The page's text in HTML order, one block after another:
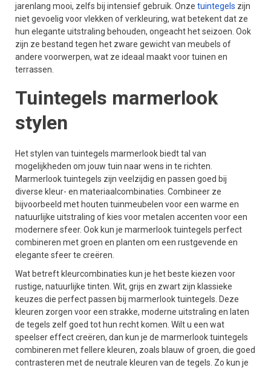
jarenlang mooi, zelfs bij intensief gebruik. Onze tuintegels zijn
niet gevoelig voor vlekken of verkleuring, wat betekent dat ze
hun elegante uitstraling behouden, ongeacht het seizoen. Ook
zijn ze bestand tegen het zware gewicht van meubels of
andere voorwerpen, wat ze ideaal maakt voor tuinen en
terrassen.
Tuintegels marmerlook
stylen
Het stylen van tuintegels marmerlook biedt tal van
mogelijkheden om jouw tuin naar wens in te richten.
Marmerlook tuintegels zijn veelzijdig en passen goed bij
diverse kleur- en materiaalcombinaties. Combineer ze
bijvoorbeeld met houten tuinmeubelen voor een warme en
natuurlijke uitstraling of kies voor metalen accenten voor een
modernere sfeer. Ook kun je marmerlook tuintegels perfect
combineren met groen en planten om een rustgevende en
elegante sfeer te creëren.
Wat betreft kleurcombinaties kun je het beste kiezen voor
rustige, natuurlijke tinten. Wit, grijs en zwart zijn klassieke
keuzes die perfect passen bij marmerlook tuintegels. Deze
kleuren zorgen voor een strakke, moderne uitstraling en laten
de tegels zelf goed tot hun recht komen. Wilt u een wat
speelser effect creëren, dan kun je de marmerlook tuintegels
combineren met fellere kleuren, zoals blauw of groen, die goed
contrasteren met de neutrale kleuren van de tegels. Zo kun je